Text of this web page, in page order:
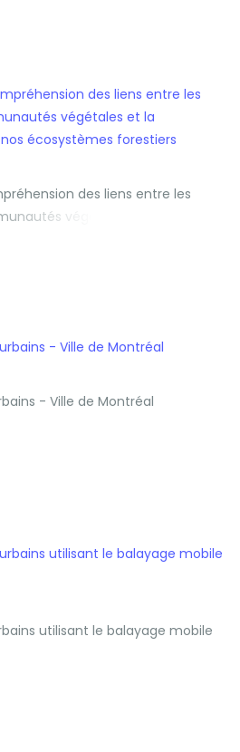
des liens entre les
végétales et la
écosystèmes forestiers
- Ville de Montréal
utilisant le balayage mobile